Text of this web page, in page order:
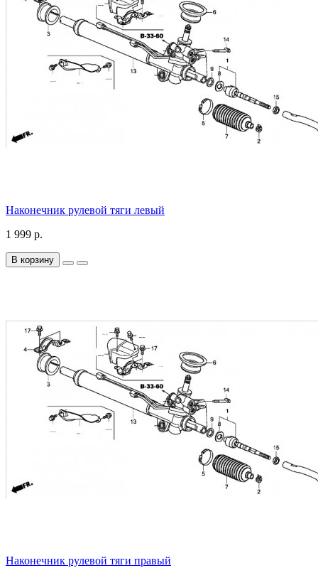
Наконечник рулевой тяги левый
1 999 р.
В корзину
Наконечник рулевой тяги правый